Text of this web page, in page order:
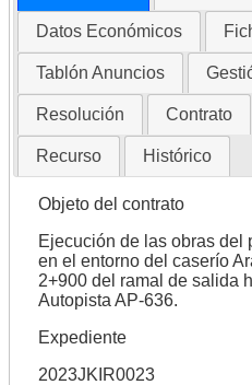
Datos Económicos
Tablón Anuncios
Resolución Contrato
Recurso Histórico
Objeto del contrato
Ejecución de las obras del
en el entorno del caserío
2+900 del ramal de salida
Autopista AP-636.
Expediente
2023JKIR0023